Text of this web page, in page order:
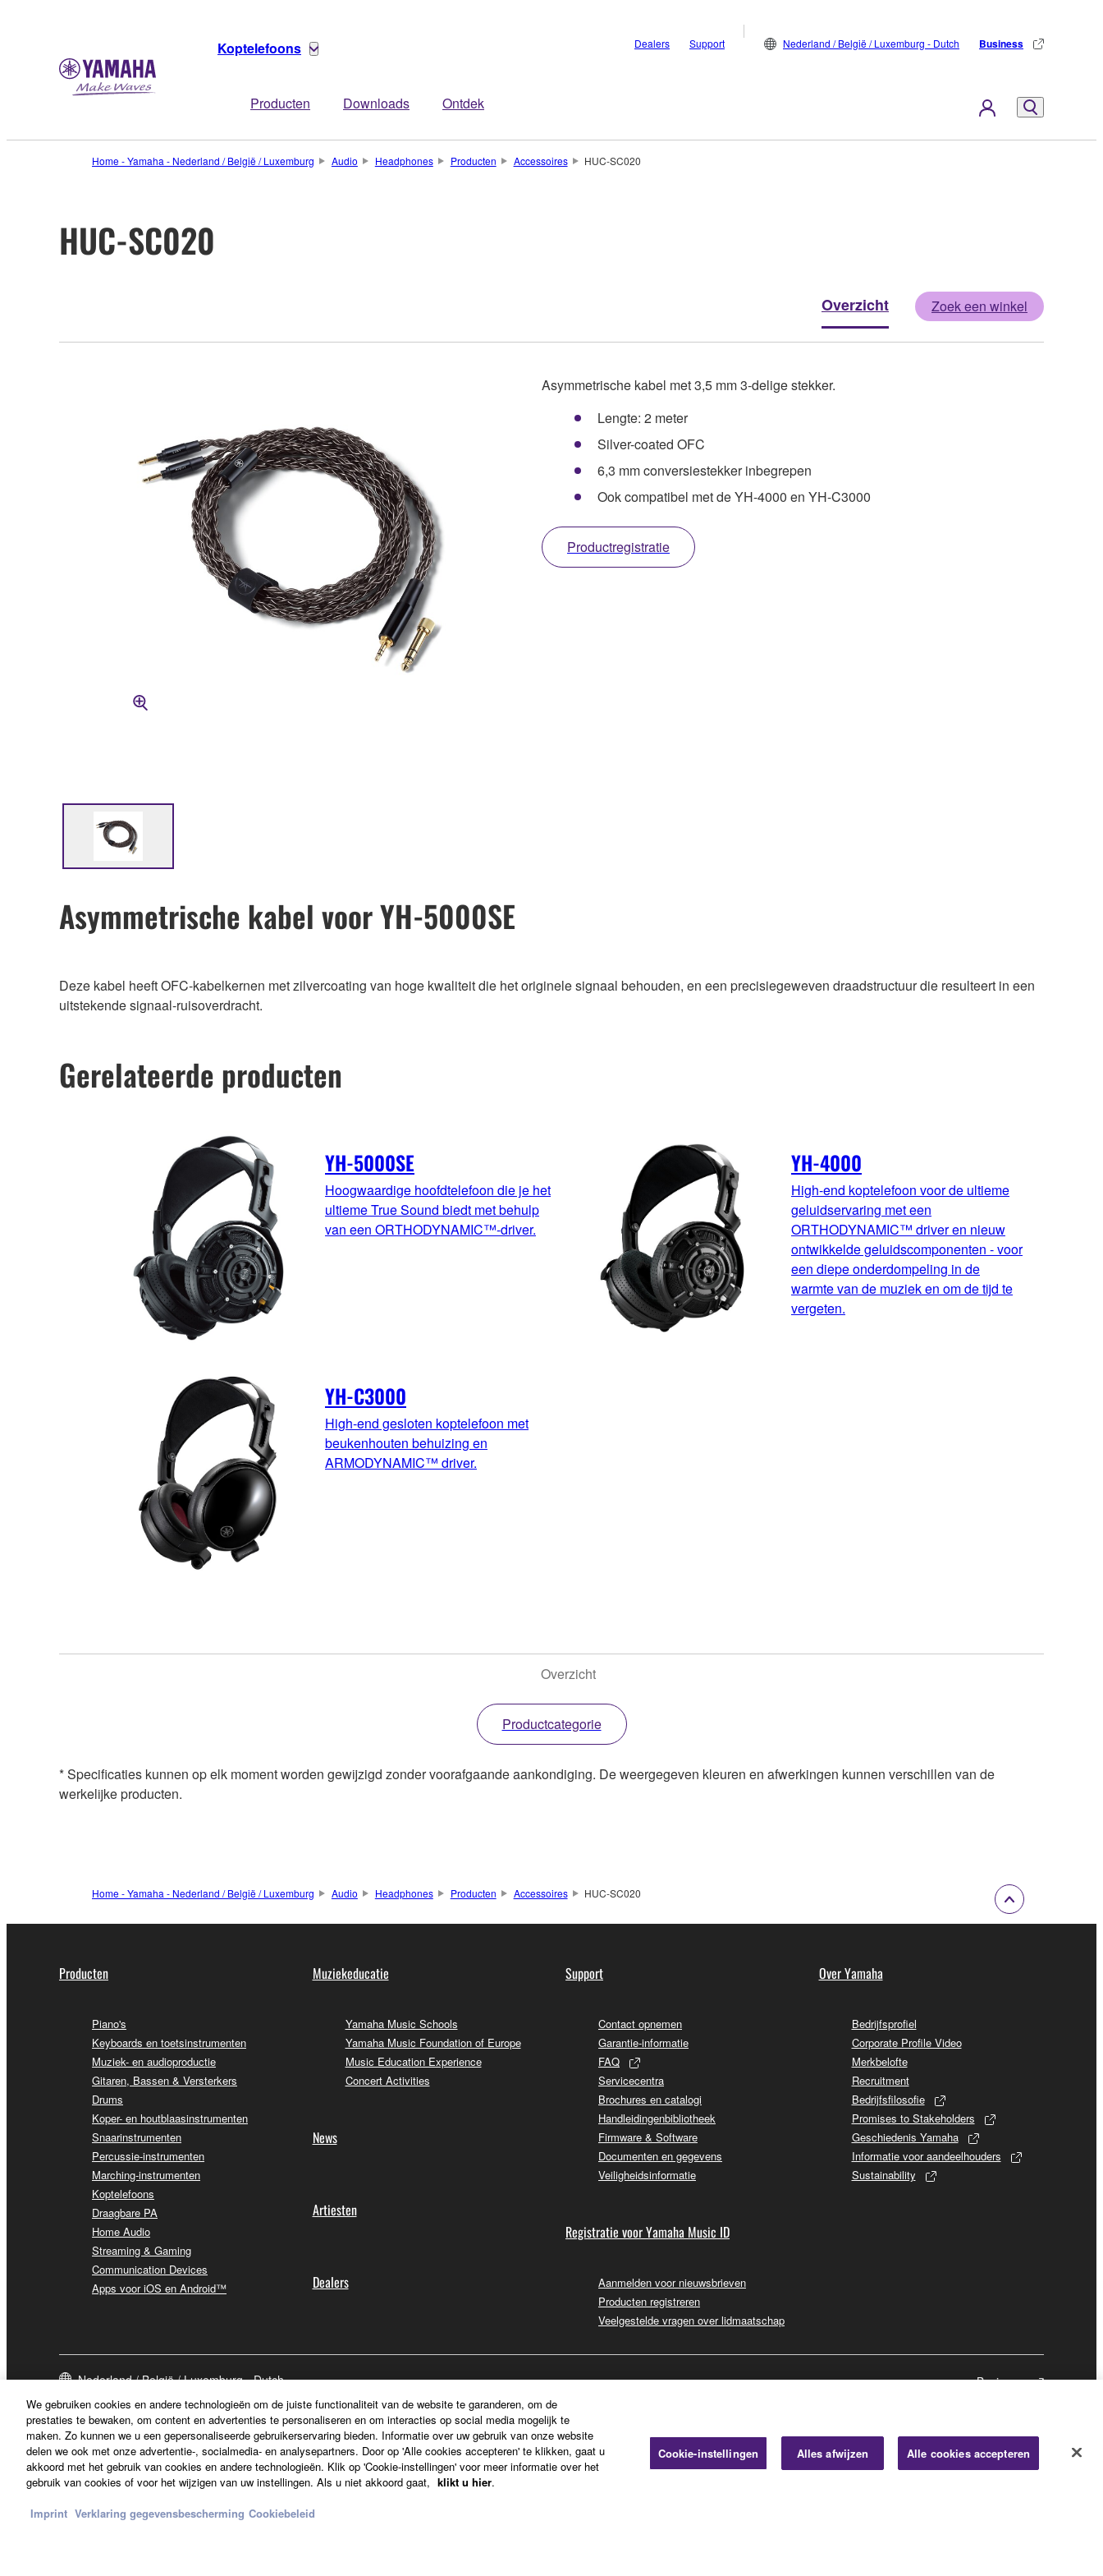
Koptelefoons
Producten Downloads Ontdek
Dealers Support Nederland / België / Luxemburg - Dutch Business
Home - Yamaha - Nederland / België / Luxemburg Audio Headphones Producten Accessoires HUC-SC020
HUC-SC020
Overzicht Zoek een winkel
Asymmetrische kabel met 3,5 mm 3-delige stekker.
Lengte: 2 meter
Silver-coated OFC
6,3 mm conversiestekker inbegrepen
Ook compatibel met de YH-4000 en YH-C3000
Productregistratie
Asymmetrische kabel voor YH-5000SE
Deze kabel heeft OFC-kabelkernen met zilvercoating van hoge kwaliteit die het originele signaal behouden, en een precisiegeweven draadstructuur die resulteert in een
uitstekende signaal-ruisoverdracht.
Gerelateerde producten
YH-5000SE
Hoogwaardige hoofdtelefoon die je het
ultieme True Sound biedt met behulp
van een ORTHODYNAMIC™-driver.
YH-4000
High-end koptelefoon voor de ultieme
geluidservaring met een
ORTHODYNAMIC™ driver en nieuw
ontwikkelde geluidscomponenten - voor
een diepe onderdompeling in de
warmte van de muziek en om de tijd te
vergeten.
YH-C3000
High-end gesloten koptelefoon met
beukenhouten behuizing en
ARMODYNAMIC™ driver.
Overzicht
Productcategorie
* Specificaties kunnen op elk moment worden gewijzigd zonder voorafgaande aankondiging. De weergegeven kleuren en afwerkingen kunnen verschillen van de
werkelijke producten.
Home - Yamaha - Nederland / België / Luxemburg Audio Headphones Producten Accessoires HUC-SC020
Producten
Piano's
Keyboards en toetsinstrumenten
Muziek- en audioproductie
Gitaren, Bassen & Versterkers
Drums
Koper- en houtblaasinstrumenten
Snaarinstrumenten
Percussie-instrumenten
Marching-instrumenten
Koptelefoons
Draagbare PA
Home Audio
Streaming & Gaming
Communication Devices
Apps voor iOS en Android™
Muziekeducatie
Yamaha Music Schools
Yamaha Music Foundation of Europe
Music Education Experience
Concert Activities
News
Artiesten
Dealers
Support
Contact opnemen
Garantie-informatie
FAQ
Servicecentra
Brochures en catalogi
Handleidingenbibliotheek
Firmware & Software
Documenten en gegevens
Veiligheidsinformatie
Registratie voor Yamaha Music ID
Aanmelden voor nieuwsbrieven
Producten registreren
Veelgestelde vragen over lidmaatschap
Over Yamaha
Bedrijfsprofiel
Corporate Profile Video
Merkbelofte
Recruitment
Bedrijfsfilosofie
Promises to Stakeholders
Geschiedenis Yamaha
Informatie voor aandeelhouders
Sustainability
Nederland / België / Luxemburg - Dutch Business
We gebruiken cookies en andere technologieën om de juiste functionaliteit van de website te garanderen, om de
prestaties te bewaken, om content en advertenties te personaliseren en om interacties op social media mogelijk te
maken. Zo kunnen we u een gepersonaliseerde gebruikerservaring bieden. Informatie over uw gebruik van onze website
delen we ook met onze advertentie-, socialmedia- en analysepartners. Door op 'Alle cookies accepteren' te klikken, gaat u
akkoord met het gebruik van cookies en andere technologieën. Klik op 'Cookie-instellingen' voor meer informatie over het
gebruik van cookies of voor het wijzigen van uw instellingen. Als u niet akkoord gaat, klikt u hier.
Imprint Verklaring gegevensbescherming Cookiebeleid
Cookie-instellingen Alles afwijzen Alle cookies accepteren